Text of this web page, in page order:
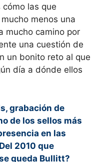
las que
menos una
mucho camino por
una cuestión de
un bonito reto al que
día a dónde ellos
grabación de
de los sellos más
en las
2010 que
queda Bullitt?